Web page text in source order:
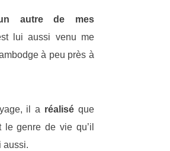
autre de mes
lui aussi venu me
à peu près à
il a réalisé que
le genre de vie qu’il
aussi.